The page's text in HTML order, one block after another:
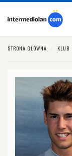
STRONA GŁÓWNA KLUB